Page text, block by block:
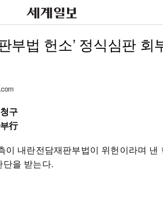
부법 헌소’ 정식심판 회
구
行
이 내란전담재판부법이 위헌이라며 낸
을 받는다.